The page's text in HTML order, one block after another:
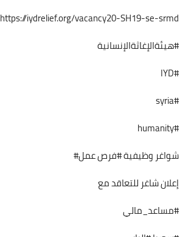
https://iydrelief.org/vacancy20-SH19-se-srmd/
#هيئةالإغاثةالإنسانية
#IYD
#syria
#humanity
شواغر وظيفية #فرص عمل#
إعلان شاغر للتعاقد مع
#مساعد_مالي